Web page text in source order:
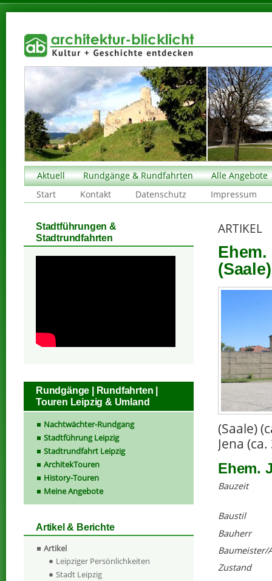
Aktuell Rundgänge & Rundfahrten
Alle Angebote
Start
Kontakt Datenschutz Impressum
ARTIKEL
(Saale)
Jena
Ehem.
Bauzeit
Baustil
Bauherr
Baumeister/
Zustand
Stadtführungen &
Stadtrundfahrten
Rundgänge | Rundfahrten |
Touren Leipzig & Umland
Nachtwächter-Rundgang
Stadtführung Leipzig
Stadtrundfahrt Leipzig
ArchitekTouren
History-Touren
Meine Angebote
Artikel & Berichte
Artikel
Leipziger Persönlichkeiten
Stadt Leipzig